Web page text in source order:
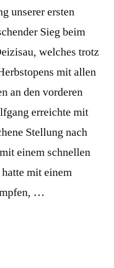
unserer ersten
Sieg beim
welches trotz
mit allen
an den vorderen
erreichte mit
Stellung nach
einem schnellen
mit einem
…